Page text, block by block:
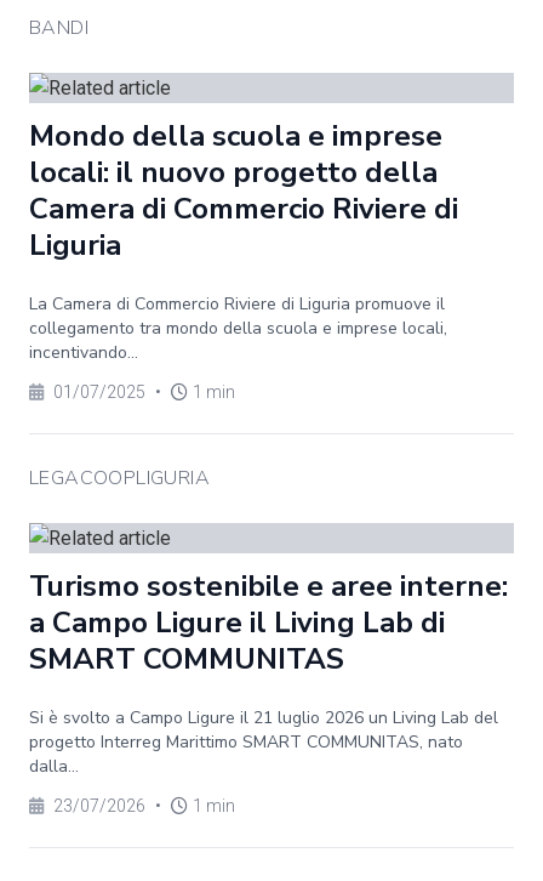
BANDI
Mondo della scuola e imprese
locali: il nuovo progetto della
Camera di Commercio Riviere di
Liguria
La Camera di Commercio Riviere di Liguria promuove il
collegamento tra mondo della scuola e imprese locali,
incentivando...
01/07/2025 • 1 min
LEGACOOPLIGURIA
Turismo sostenibile e aree interne:
a Campo Ligure il Living Lab di
SMART COMMUNITAS
Si è svolto a Campo Ligure il 21 luglio 2026 un Living Lab del
progetto Interreg Marittimo SMART COMMUNITAS, nato
dalla...
23/07/2026 • 1 min